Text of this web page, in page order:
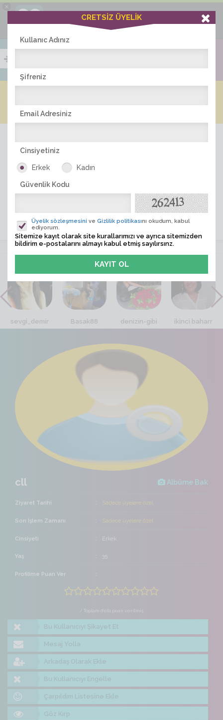
×
Ciddiask Uygulaması
+1 Hafta Gold Üyelik Kazan
Bedava - com.ciddi.ask
İNDİR
ÜYE ARA
VİTRİN
sevgi_demir Basak88 denizin-gibi ikinci baharr
cll Albüme Bak
Ziyaret Tarihi Sadece üyelere özel
Son İşlem Zamanı Sadece üyelere özel
Cinsiyeti Erkek
Yaş 35
Profilime Puan Ver
/ Toplam defa puan verilmiş
Bu Kullanıcıyı Şikayet Et
Mesaj Yolla
Arkadaş Olarak Ekle
Bu Kullanıcıyı Engelle
Çarpıldım Listesine Ekle
Göz Kırp
CRETSİZ ÜYELİK
Kullanıc Adınız
Şifreniz
Email Adresiniz
Cinsiyetiniz
Erkek Kadın
Güvenlik Kodu
Üyelik sözleşmesini ve Gizlilik politikasını okudum, kabul
ediyorum.
Sitemize kayıt olarak site kurallarımızı ve ayrıca sitemizden
bildirim e-postalarını almayı kabul etmiş sayılırsınz.